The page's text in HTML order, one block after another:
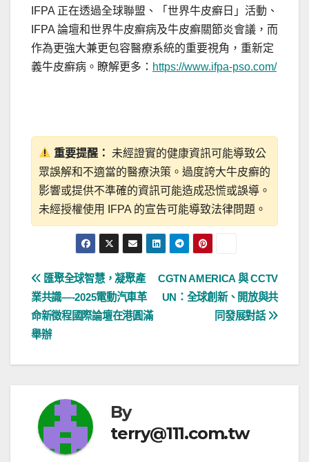
IFPA 正在透過全球聯盟、「世界牛皮癬日」活動、
IFPA 論壇和世界牛皮癬病及牛皮癬關節炎會議，而
作為更強大兼更包容醫療系統的重要視角，重新定
義牛皮癬病。瞭解更多： https://www.ifpa-pso.com/
重要提醒：
未經證實的健康資訊可能導致公
眾誤解和不適當的醫療決策。過度誇大牛皮癬的
影響或提供不準確的資訊可能造成恐慌或誤導。
未經授權使用 IFPA 的宣告可能導致法律問題。
文
章
導
覽
CGTN AMERICA 與 CCTV
UN：全球創新、開放與共
同發展對話
匯聚全球智慧，凝聚產
業共識—-2025電動汽車革
命新徵程國際論壇在港圓滿
舉辦
By
terry@111.com.tw